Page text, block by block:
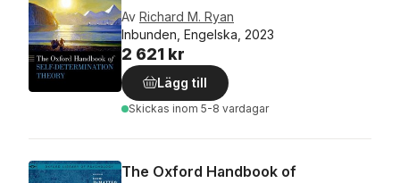
Av Richard M. Ryan
Inbunden, Engelska, 2023
2 621 kr
Lägg till
Skickas inom 5-8 vardagar
The Oxford Handbook of